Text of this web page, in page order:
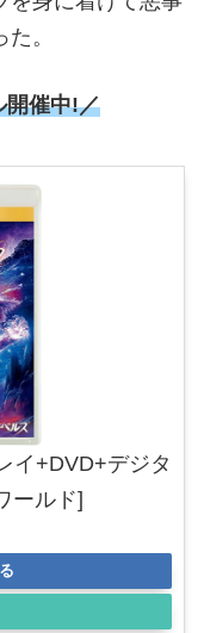
。
開催中!／
イ+DVD+デジタ
ールド]